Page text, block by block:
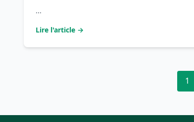
...
Lire l'article →
1